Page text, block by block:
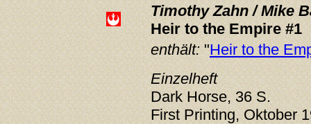
Timothy Zahn / Mike
Heir to the Empire #1
enthält:"Heir to the
Einzelheft
Dark Horse, 36 S.
First Printing, Oktober